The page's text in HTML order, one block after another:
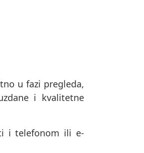
u fazi pregleda,
i kvalitetne
i telefonom ili e-